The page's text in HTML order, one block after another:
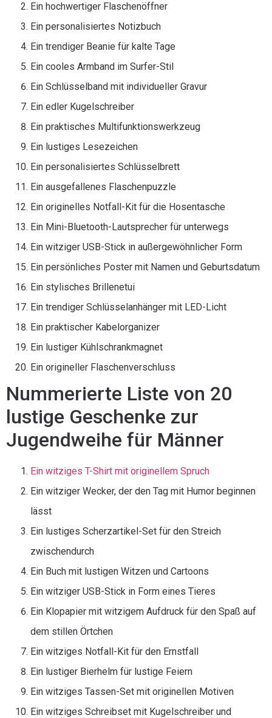
Ein hochwertiger Flaschenöffner
Ein personalisiertes Notizbuch
Ein trendiger Beanie für kalte Tage
Ein cooles Armband im Surfer-Stil
Ein Schlüsselband mit individueller Gravur
Ein edler Kugelschreiber
Ein praktisches Multifunktionswerkzeug
Ein lustiges Lesezeichen
Ein personalisiertes Schlüsselbrett
Ein ausgefallenes Flaschenpuzzle
Ein originelles Notfall-Kit für die Hosentasche
Ein Mini-Bluetooth-Lautsprecher für unterwegs
Ein witziger USB-Stick in außergewöhnlicher Form
Ein persönliches Poster mit Namen und Geburtsdatum
Ein stylisches Brillenetui
Ein trendiger Schlüsselanhänger mit LED-Licht
Ein praktischer Kabelorganizer
Ein lustiger Kühlschrankmagnet
Ein origineller Flaschenverschluss
Nummerierte Liste von 20
lustige Geschenke zur
Jugendweihe für Männer
Ein witziges T-Shirt mit originellem Spruch
Ein witziger Wecker, der den Tag mit Humor beginnen
lässt
Ein lustiges Scherzartikel-Set für den Streich
zwischendurch
Ein Buch mit lustigen Witzen und Cartoons
Ein witziger USB-Stick in Form eines Tieres
Ein Klopapier mit witzigem Aufdruck für den Spaß auf
dem stillen Örtchen
Ein witziges Notfall-Kit für den Ernstfall
Ein lustiger Bierhelm für lustige Feiern
Ein witziges Tassen-Set mit originellen Motiven
Ein witziges Schreibset mit Kugelschreiber und